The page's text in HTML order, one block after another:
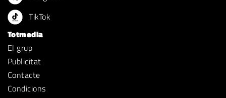
TikTok
Totmedia
El grup
Publicitat
Contacte
Condicions